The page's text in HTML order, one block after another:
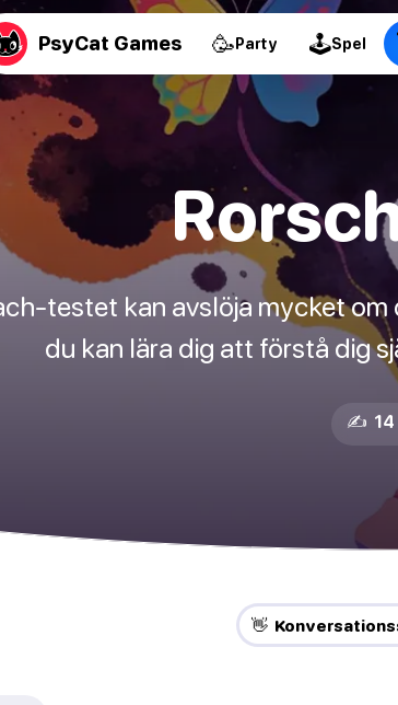
PsyCat Games 🥳Party 🕹Spel
testet kan avslöja mycket om
du kan lära dig att förstå dig
✍️ 14
👋